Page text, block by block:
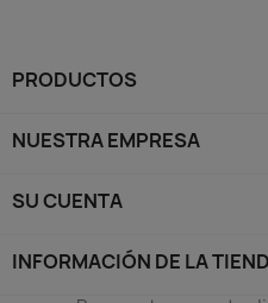
PRODUCTOS
NUESTRA EMPRESA
SU CUENTA
INFORMACIÓN DE LA